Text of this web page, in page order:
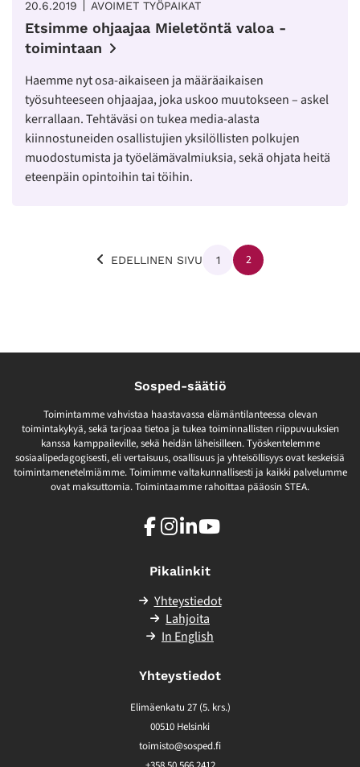
20.6.2019 AVOIMET TYÖPAIKAT
Etsimme ohjaajaa Mieletöntä valoa -
toimintaan
Haemme nyt osa-aikaiseen ja määräaikaisen
työsuhteeseen ohjaajaa, joka uskoo muutokseen – askel
kerrallaan. Tehtäväsi on tukea media-alasta
kiinnostuneiden osallistujien yksilöllisten polkujen
muodostumista ja työelämävalmiuksia, sekä ohjata heitä
eteenpäin opintoihin tai töihin.
EDELLINEN SIVU 1 2
Sosped-säätiö
Toimintamme vahvistaa haastavassa elämäntilanteessa olevan
toimintakykyä, sekä tarjoaa tietoa ja tukea toiminnallisten riippuvuuksien
kanssa kamppaileville, sekä heidän läheisilleen. Työskentelemme
sosiaalipedagogisesti, eli vertaisuus, osallisuus ja yhteisöllisyys ovat keskeisiä
toimintamenetelmiämme. Toimimme valtakunnallisesti ja kaikki palvelumme
ovat maksuttomia. Toimintaamme rahoittaa pääosin STEA.
Facebook
Instagram
LinkedInYoutube
Pikalinkit
Yhteystiedot
Lahjoita
In English
Yhteystiedot
Elimäenkatu 27 (5. krs.)
00510 Helsinki
toimisto@sosped.fi